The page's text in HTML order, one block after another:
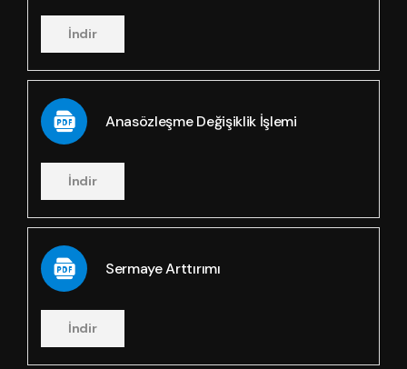
İndir
Anasözleşme Değişiklik İşlemi
İndir
Sermaye Arttırımı
İndir